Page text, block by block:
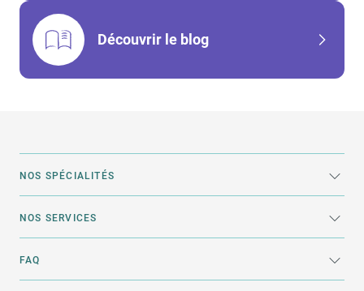
Découvrir le blog
NOS SPÉCIALITÉS
NOS SERVICES
FAQ